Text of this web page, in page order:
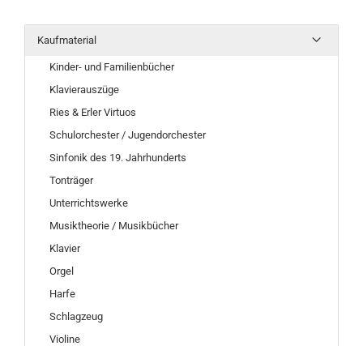
Kaufmaterial
Kinder- und Familienbücher
Klavierauszüge
Ries & Erler Virtuos
Schulorchester / Jugendorchester
Sinfonik des 19. Jahrhunderts
Tonträger
Unterrichtswerke
Musiktheorie / Musikbücher
Klavier
Orgel
Harfe
Schlagzeug
Violine